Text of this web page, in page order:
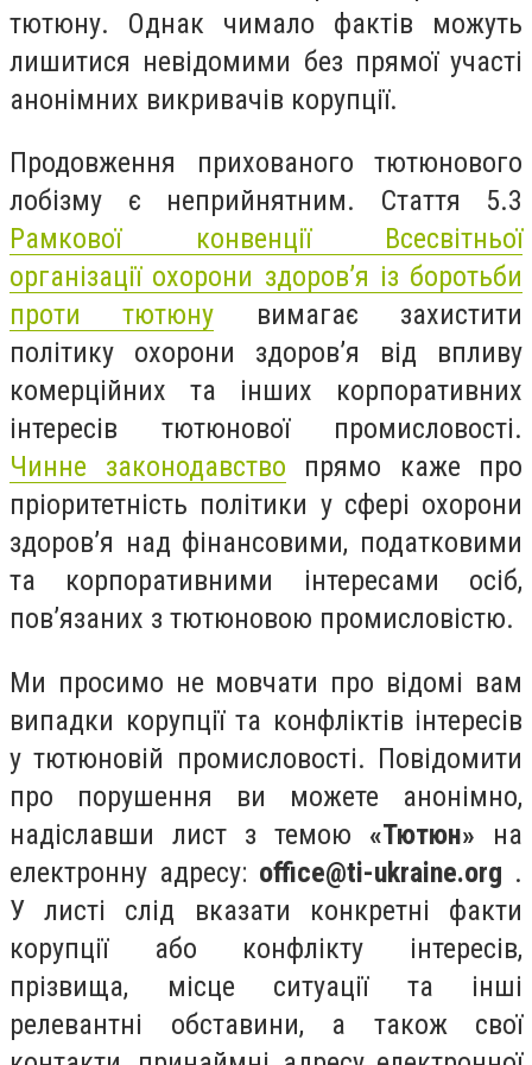
тютюну. Однак чимало фактів можуть
лишитися невідомими без прямої участі
анонімних викривачів корупції.
Продовження прихованого тютюнового
лобізму є неприйнятним. Стаття 5.3
Рамкової конвенції Всесвітньої
організації охорони здоров’я із боротьби
проти тютюну вимагає захистити
політику охорони здоров’я від впливу
комерційних та інших корпоративних
інтересів тютюнової промисловості.
Чинне законодавство прямо каже про
пріоритетність політики у сфері охорони
здоров’я над фінансовими, податковими
та корпоративними інтересами осіб,
пов’язаних з тютюновою промисловістю.
Ми просимо не мовчати про відомі вам
випадки корупції та конфліктів інтересів
у тютюновій промисловості. Повідомити
про порушення ви можете анонімно,
надіславши лист з темою «Тютюн» на
електронну адресу: office@ti-ukraine.org .
У листі слід вказати конкретні факти
корупції або конфлікту інтересів,
прізвища, місце ситуації та інші
релевантні обставини, а також свої